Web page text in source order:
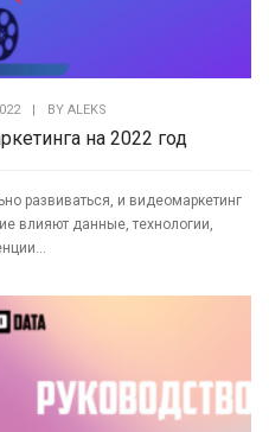
BY ALEKS
на 2022 год
развиваться, и видеомаркетинг
влияют данные, технологии,